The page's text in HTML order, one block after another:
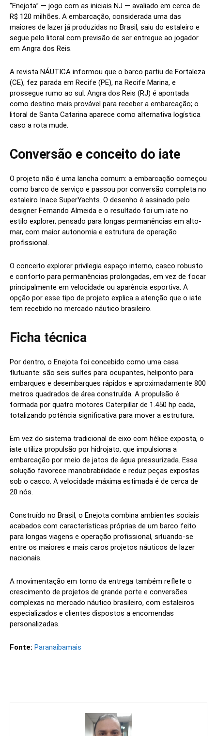
“Enejota” — jogo com as iniciais NJ — avaliado em cerca de
R$ 120 milhões. A embarcação, considerada uma das
maiores de lazer já produzidas no Brasil, saiu do estaleiro e
segue pelo litoral com previsão de ser entregue ao jogador
em Angra dos Reis.
A revista NÁUTICA informou que o barco partiu de Fortaleza
(CE), fez parada em Recife (PE), na Recife Marina, e
prossegue rumo ao sul. Angra dos Reis (RJ) é apontada
como destino mais provável para receber a embarcação; o
litoral de Santa Catarina aparece como alternativa logística
caso a rota mude.
Conversão e conceito do iate
O projeto não é uma lancha comum: a embarcação começou
como barco de serviço e passou por conversão completa no
estaleiro Inace SuperYachts. O desenho é assinado pelo
designer Fernando Almeida e o resultado foi um iate no
estilo explorer, pensado para longas permanências em alto-
mar, com maior autonomia e estrutura de operação
profissional.
O conceito explorer privilegia espaço interno, casco robusto
e conforto para permanências prolongadas, em vez de focar
principalmente em velocidade ou aparência esportiva. A
opção por esse tipo de projeto explica a atenção que o iate
tem recebido no mercado náutico brasileiro.
Ficha técnica
Por dentro, o Enejota foi concebido como uma casa
flutuante: são seis suítes para ocupantes, heliponto para
embarques e desembarques rápidos e aproximadamente 800
metros quadrados de área construída. A propulsão é
formada por quatro motores Caterpillar de 1.450 hp cada,
totalizando potência significativa para mover a estrutura.
Em vez do sistema tradicional de eixo com hélice exposta, o
iate utiliza propulsão por hidrojato, que impulsiona a
embarcação por meio de jatos de água pressurizada. Essa
solução favorece manobrabilidade e reduz peças expostas
sob o casco. A velocidade máxima estimada é de cerca de
20 nós.
Construído no Brasil, o Enejota combina ambientes sociais
acabados com características próprias de um barco feito
para longas viagens e operação profissional, situando-se
entre os maiores e mais caros projetos náuticos de lazer
nacionais.
A movimentação em torno da entrega também reflete o
crescimento de projetos de grande porte e conversões
complexas no mercado náutico brasileiro, com estaleiros
especializados e clientes dispostos a encomendas
personalizadas.
Fonte: Paranaibamais